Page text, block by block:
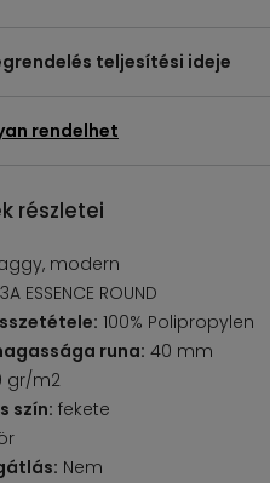
teljesítési ideje
rendelhet
részletei
modern
ESSENCE ROUND
100% Polipropylen
runa: 40 mm
gr/m2
szín: fekete
Nem